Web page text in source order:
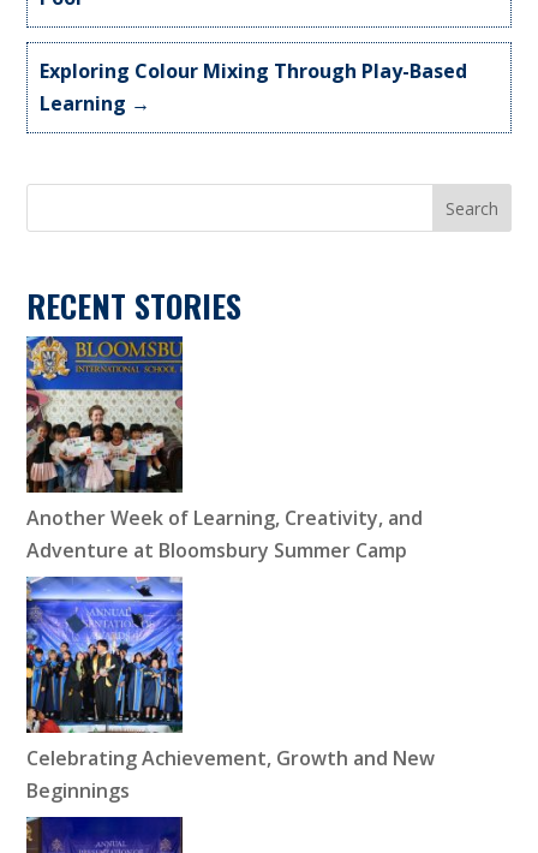
Exploring Colour Mixing Through Play-Based
Learning →
Search
RECENT STORIES
Another Week of Learning, Creativity, and
Adventure at Bloomsbury Summer Camp
Celebrating Achievement, Growth and New
Beginnings